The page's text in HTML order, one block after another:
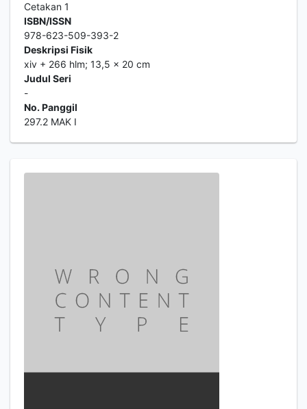
Cetakan 1
ISBN/ISSN
978-623-509-393-2
Deskripsi Fisik
xiv + 266 hlm; 13,5 x 20 cm
Judul Seri
-
No. Panggil
297.2 MAK I